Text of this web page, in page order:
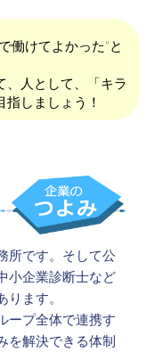
働けてよかった"と
、人として、「キラ
しましょう！
所です。そして公
小企業診断士など
ます。
ープ全体で連携す
を解決できる体制